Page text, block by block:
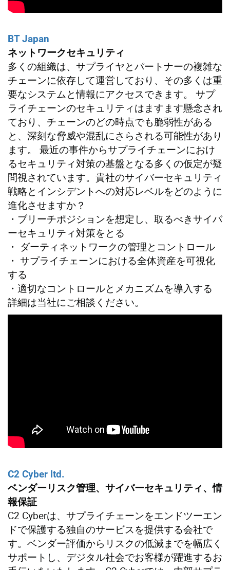
BT Japan
ネットワークセキュリティ
多くの組織は、サプライヤとパートナーの複雑な
チェーンに依存して運営しており、その多くは重
要なシステムと情報にアクセスできます。 サプ
ライチェーンのセキュリティはますます懸念され
ており、チェーンのどの時点でも脆弱性がある
と、深刻な脅威や混乱にさらされる可能性があり
ます。 最近の事件からサプライチェーンにおけ
るセキュリティ対策の基盤となる多くの仮定が疑
問視されています。貴社のサイバーセキュリティ
戦略とインシデントへの対応レベルをどのように
進化させますか？
・ブリーチポジションを想定し、取るべきサイバ
ーセキュリティ対策をとる
・ ダーティネットワークの管理とコントロール
・ サプライチェーンにおける全体資産を可視化
する
・適切なコントロールとメカニズムを導入する
詳細は当社にご相談ください。
C2 Cyber ltd.
ベンダーリスク管理、サイバーセキュリティ、情
報保証
C2 Cyberは、サプライチェーンをエンドツーエン
ドで保護する独自のサービスを提供する会社で
す。ベンダー評価からリスクの低減までを幅広く
サポートし、デジタル社会でお客様が躍進するお